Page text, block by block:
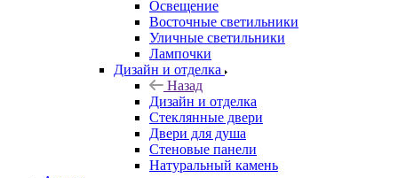
Освещение
Восточные светильники
Уличные светильники
Лампочки
Дизайн и отделка
Назад
Дизайн и отделка
Стеклянные двери
Двери для душа
Стеновые панели
Натуральный камень